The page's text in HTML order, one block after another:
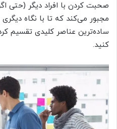
صحبت کردن با افراد دیگر (حتی
مجبور می‌کند که تا با نگاه
ساده‌ترین عناصر کلیدی تقسیم
کنید.